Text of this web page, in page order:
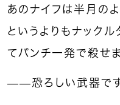
あのナイフは半月の
というよりもナック
てパンチ一発で殺せ
――恐ろしい武器です